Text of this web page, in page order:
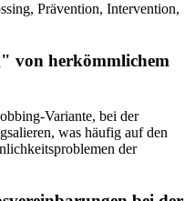
Prävention, Intervention,
von herkömmlichem
Variante, bei der
was häufig auf den
der